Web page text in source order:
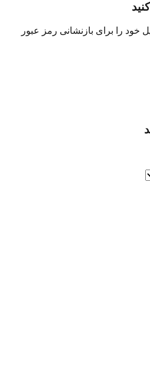
خود را برای بازنشانی رمز عبور